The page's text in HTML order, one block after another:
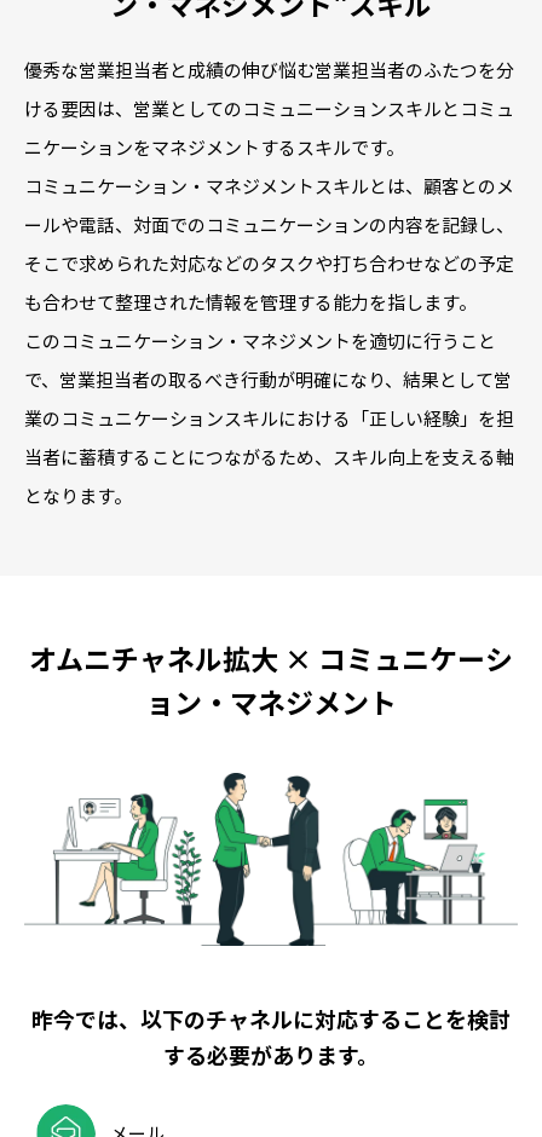
優秀な営業担当者と成績の伸び悩む営業担当者のふたつを分
ける要因は、営業としてのコミュニーションスキルとコミュ
ニケーションをマネジメントするスキルです。
コミュニケーション・マネジメントスキルとは、顧客とのメ
ールや電話、対面でのコミュニケーションの内容を記録し、
そこで求められた対応などのタスクや打ち合わせなどの予定
も合わせて整理された情報を管理する能力を指します。
このコミュニケーション・マネジメントを適切に行うこと
で、営業担当者の取るべき行動が明確になり、結果として営
業のコミュニケーションスキルにおける「正しい経験」を担
当者に蓄積することにつながるため、スキル向上を支える軸
となります。
オムニチャネル拡大 × コミュニケーシ
ョン・マネジメント
昨今では、以下のチャネルに対応することを検討
する必要があります。